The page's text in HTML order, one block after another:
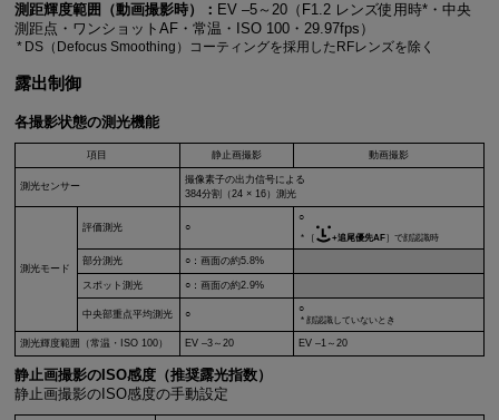
測距輝度範囲（動画撮影時）： EV –5～20（F1.2 レンズ使用時*・中央
測距点・ワンショットAF・常温・ISO 100・29.97fps）
DS（Defocus Smoothing）コーティングを採用したRFレンズを除く
露出制御
各撮影状態の測光機能
項目 静止画撮影 動画撮影
測光センサー
撮像素子の出力信号による
384分割（24 × 16）測光
測光モード
評価測光 ○
○
［
+追尾優先AF］で顔認識時
部分測光 ○：画面の約5.8%
スポット測光 ○：画面の約2.9%
中央部重点平均測光 ○
○
顔認識していないとき
測光輝度範囲（常温・ISO 100） EV –3～20 EV –1～20
静止画撮影のISO感度（推奨露光指数）
静止画撮影のISO感度の手動設定